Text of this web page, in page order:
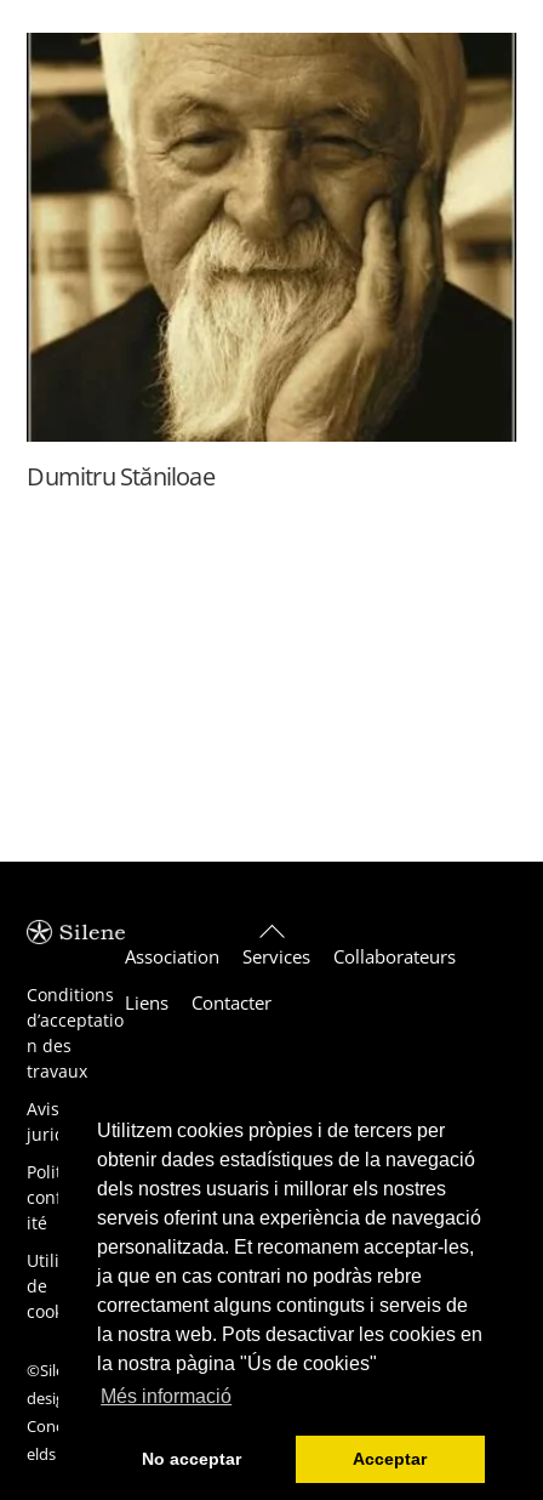
Utilitzem cookies pròpies i de tercers per
obtenir dades estadístiques de la navegació
dels nostres usuaris i millorar els nostres
serveis oferint una experiència de navegació
personalitzada. Et recomanem acceptar-les,
ja que en cas contrari no podràs rebre
correctament alguns continguts i serveis de
la nostra web. Pots desactivar les cookies en
la nostra pàgina "Ús de cookies"
Més informació
No acceptar Acceptar
Dumitru Stăniloae
Back
To
Top
Conditions
d’acceptatio
n des
travaux
Avis
juridique
Politique de
confidential
ité
Utilisation
de
cookies
©Silene 2019,
design by
ConcentricFi
elds
Association Services
Collaborateurs
Liens
Contacter